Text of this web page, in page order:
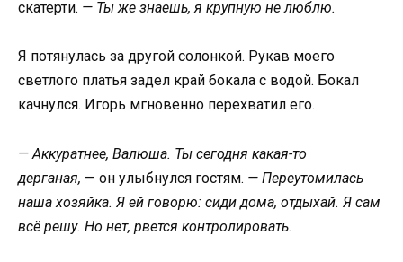
скатерти. — Ты же знаешь, я крупную не люблю.
Я потянулась за другой солонкой. Рукав моего
светлого платья задел край бокала с водой. Бокал
качнулся. Игорь мгновенно перехватил его.
— Аккуратнее, Валюша. Ты сегодня какая-то
дерганая, — он улыбнулся гостям. — Переутомилась
наша хозяйка. Я ей говорю: сиди дома, отдыхай. Я сам
всё решу. Но нет, рвется контролировать.